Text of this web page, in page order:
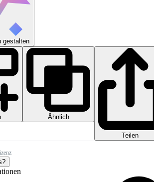
gestalten
Ähnlich
Teilen